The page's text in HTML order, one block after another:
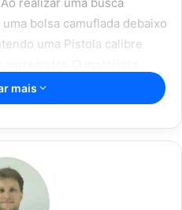
realizar uma busca
bolsa camuflada debaixo
uma Pistola calibre
mas não possuía porte
jovem pastora perto
mais